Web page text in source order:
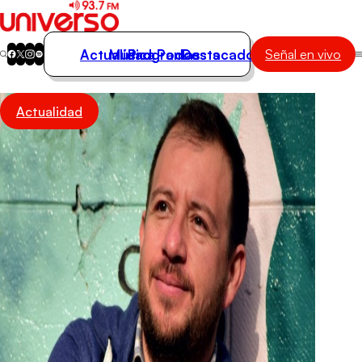
Actualidad
Música
Programas
Podcasts
Destacados
Actualidad
Música
Programas
Podcasts
Destacados Señal en vivo
Actualidad